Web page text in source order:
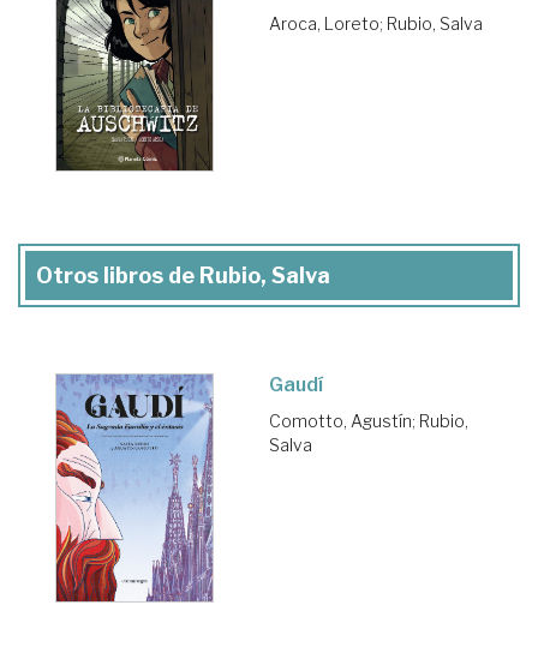
Aroca, Loreto; Rubio, Salva
Otros libros de Rubio, Salva
Gaudí
Comotto, Agustín; Rubio,
Salva